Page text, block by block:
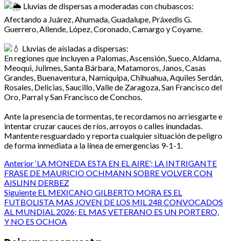
Lluvias de dispersas a moderadas con chubascos:
Afectando a Juárez, Ahumada, Guadalupe, Práxedis G.
Guerrero, Allende, López, Coronado, Camargo y Coyame.
Lluvias de aisladas a dispersas:
En regiones que incluyen a Palomas, Ascensión, Sueco, Aldama,
Meoqui, Julimes, Santa Bárbara, Matamoros, Janos, Casas
Grandes, Buenaventura, Namiquipa, Chihuahua, Aquiles Serdán,
Rosales, Delicias, Saucillo, Valle de Zaragoza, San Francisco del
Oro, Parral y San Francisco de Conchos.
Ante la presencia de tormentas, te recordamos no arriesgarte e
intentar cruzar cauces de ríos, arroyos o calles inundadas.
Mantente resguardado y reporta cualquier situación de peligro
de forma inmediata a la línea de emergencias 9-1-1.
Post
navigation
Anterior‘LA MONEDA ESTA EN EL AIRE’; LA INTRIGANTE
FRASE DE MAURICIO OCHMANN SOBRE VOLVER CON
AISLINN DERBEZ
Siguiente EL MEXICANO GILBERTO MORA ES EL
FUTBOLISTA MAS JOVEN DE LOS MIL 248 CONVOCADOS
AL MUNDIAL 2026; EL MAS VETERANO ES UN PORTERO,
Y NO ES OCHOA